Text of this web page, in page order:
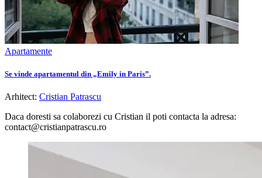
Apartamente
Se vinde apartamentul din „Emily in Paris”.
Arhitect: Cristian Patrascu
Daca doresti sa colaborezi cu Cristian il poti contacta la adresa:
contact@cristianpatrascu.ro